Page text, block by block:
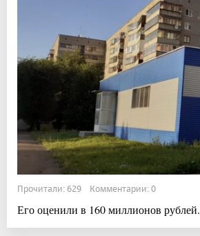
Прочитали: 629 Комментарии: 0
Его оценили в 160 миллионов рублей.